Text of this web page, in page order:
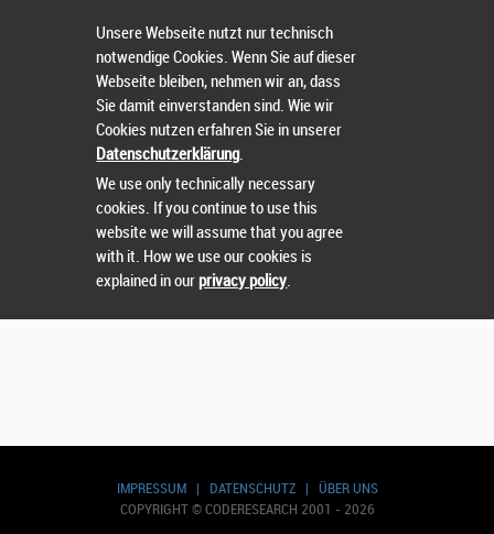
IMPRESSUM| DATENSCHUTZ| ÜBER UNS
COPYRIGHT © CODERESEARCH 2001 - 2026
Wählen Sie einen Wettbewerb.
Unsere Webseite nutzt nur technisch
notwendige Cookies. Wenn Sie auf dieser
Webseite bleiben, nehmen wir an, dass
Sie damit einverstanden sind. Wie wir
Cookies nutzen erfahren Sie in unserer
Datenschutzerklärung.
We use only technically necessary
cookies. If you continue to use this
website we will assume that you agree
with it. How we use our cookies is
explained in ourprivacy policy.